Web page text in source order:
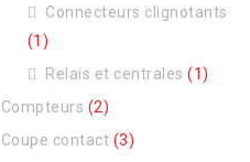
Connecteurs clignotants
(1)
Relais et centrales (1)
Compteurs (2)
Coupe contact (3)